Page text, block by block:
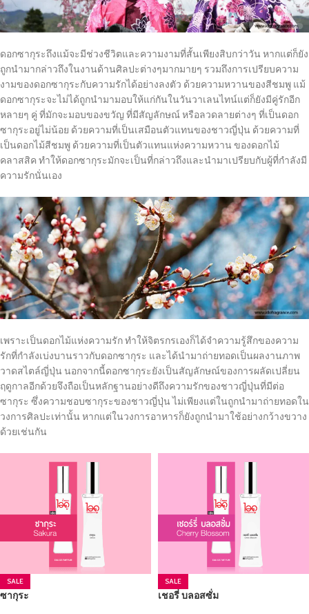
ดอกซากุระถึงแม้จะมีช่วงชีวิตและความงามที่สั้นเพียงสิบกว่าวัน หากแต่ก็ยัง
ถูกนำมากล่าวถึงในงานด้านศิลปะต่างๆมากมายๆ รวมถึงการเปรียบความ
งามของดอกซากุระกับความรักได้อย่างลงตัว ด้วยความหวานของสีชมพู แม้
ดอกซากุระจะไม่ได้ถูกนำมามอบให้แก่กันในวันวาเลนไทน์แต่ก็ยังมีคู่รักอีก
หลายๆ คู่ ที่มักจะมอบของขวัญ ที่มีสัญลักษณ์ หรือลวดลายต่างๆ ที่เป็นดอก
ซากุระอยู่ไม่น้อย ด้วยความที่เป็นเสมือนตัวแทนของชาวญี่ปุ่น ด้วยความที่
เป็นดอกไม้สีชมพู ด้วยความที่เป็นตัวแทนแห่งความหวาน ของดอกไม้
คลาสสิค ทำให้ดอกซากุระมักจะเป็นที่กล่าวถึงและนำมาเปรียบกับผู้ที่กำลังมี
ความรักนั่นเอง
เพราะเป็นดอกไม้แห่งความรัก ทำให้จิตรกรเองก็ได้จำความรู้สึกของความ
รักที่กำลังเบ่งบานราวกับดอกซากุระ และได้นำมาถ่ายทอดเป็นผลงานภาพ
วาดสไตล์ญี่ปุ่น นอกจากนี้ดอกซากุระยังเป็นสัญลักษณ์ของการผลัดเปลี่ยน
ฤดูกาลอีกด้วยจึงถือเป็นหลักฐานอย่างดีถึงความรักของชาวญี่ปุ่นที่มีต่อ
ซากุระ ซึ่งความชอบซากุระของชาวญี่ปุ่น ไม่เพียงแต่ในถูกนำมาถ่ายทอดใน
วงการศิลปะเท่านั้น หากแต่ในวงการอาหารก็ยังถูกนำมาใช้อย่างกว้างขวาง
ด้วยเช่นกัน
SALE
ซากุระ
SALE
เชอรี่ บลอสซั่ม